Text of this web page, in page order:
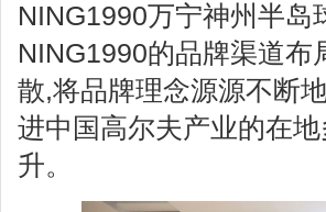
NING1990万宁神州半
NING1990的品牌渠道
散,将品牌理念源源不断
进中国高尔夫产业的在
升。